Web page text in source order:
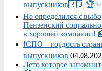
выпускников🇷🇺
Не определился с
Пензенский
в хорошей компании!
❗СПО – гордость
выпускников
Лето которое